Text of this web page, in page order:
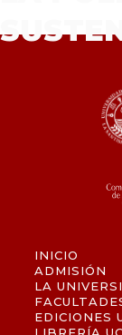
INICIO
ADMISIÓN
LA
EDICIONES